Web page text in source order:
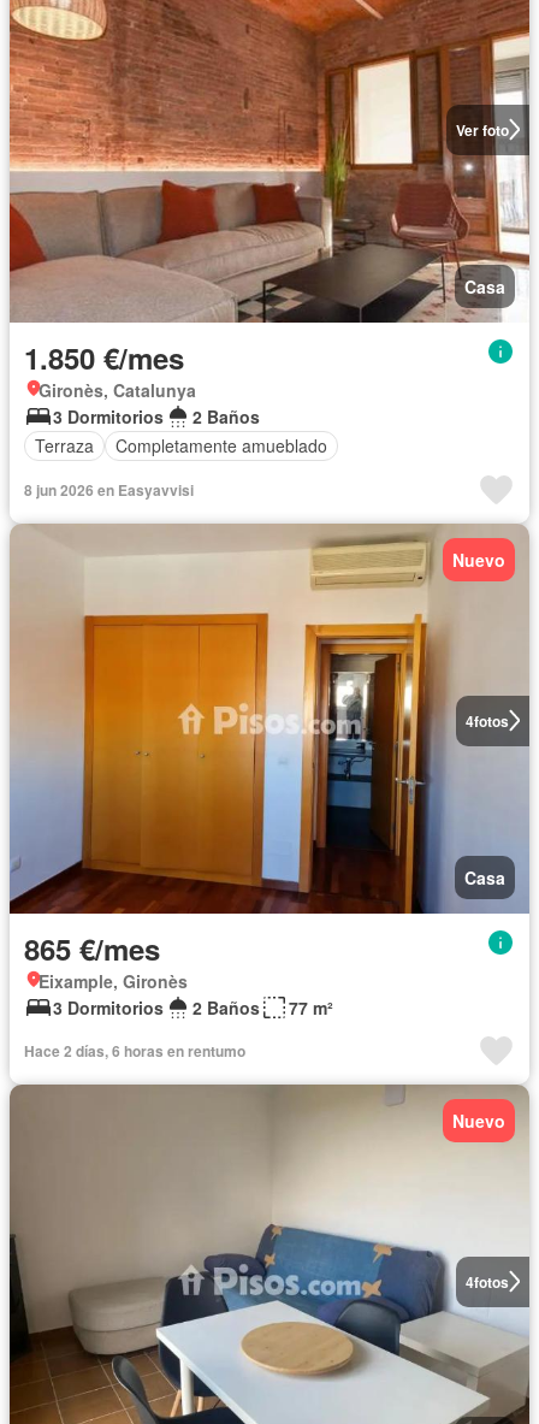
Ver foto
Casa
1.850 €/mes
Gironès, Catalunya
3 Dormitorios
2 Baños
Terraza
Completamente amueblado
8 jun 2026 en Easyavvisi
4fotos
Nuevo
Casa
865 €/mes
Eixample, Gironès
3 Dormitorios
2 Baños 77 m²
Hace 2 días, 6 horas en rentumo
4fotos
Nuevo